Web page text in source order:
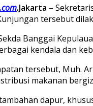
.Jakarta –
tersebut
Banggai
kendala dan
tersebut, Muh.
makanan
dapur,